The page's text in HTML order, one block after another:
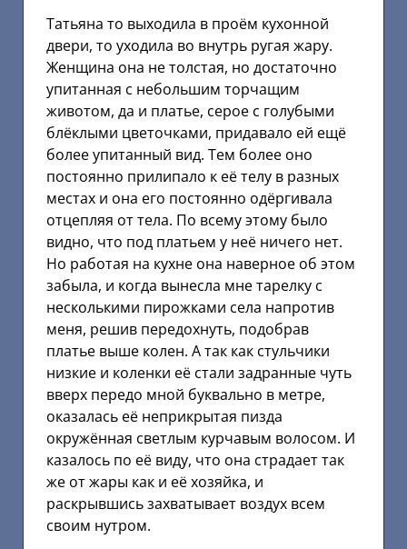
Татьяна то выходила в проём кухонной
двери, то уходила во внутрь ругая жару.
Женщина она не толстая, но достаточно
упитанная с небольшим торчащим
животом, да и платье, серое с голубыми
блёклыми цветочками, придавало ей ещё
более упитанный вид. Тем более оно
постоянно прилипало к её телу в разных
местах и она его постоянно одёргивала
отцепляя от тела. По всему этому было
видно, что под платьем у неё ничего нет.
Но работая на кухне она наверное об этом
забыла, и когда вынесла мне тарелку с
несколькими пирожками села напротив
меня, решив передохнуть, подобрав
платье выше колен. А так как стульчики
низкие и коленки её стали задранные чуть
вверх передо мной буквально в метре,
оказалась её неприкрытая пизда
окружённая светлым курчавым волосом. И
казалось по её виду, что она страдает так
же от жары как и её хозяйка, и
раскрывшись захватывает воздух всем
своим нутром.